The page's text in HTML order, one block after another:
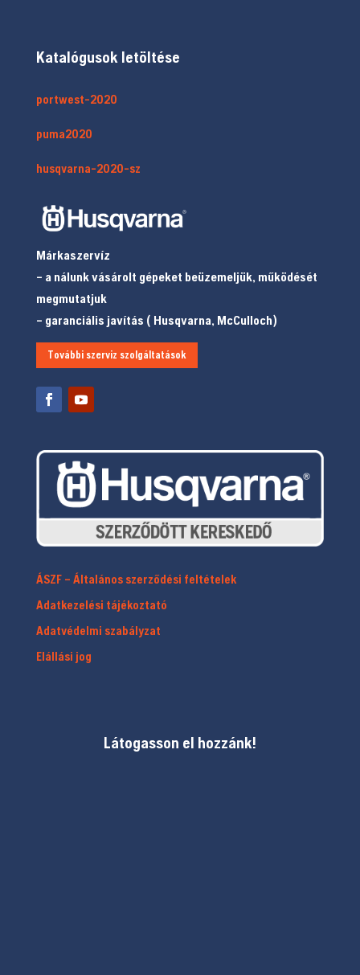
Katalógusok letöltése
portwest-2020
puma2020
husqvarna-2020-sz
Márkaszervíz
– a nálunk vásárolt gépeket beüzemeljük, működését
megmutatjuk
– garanciális javítás ( Husqvarna, McCulloch)
További szerviz szolgáltatások
ÁSZF – Általános szerződési feltételek
Adatkezelési tájékoztató
Adatvédelmi szabályzat
Elállási jog
Látogasson el hozzánk!